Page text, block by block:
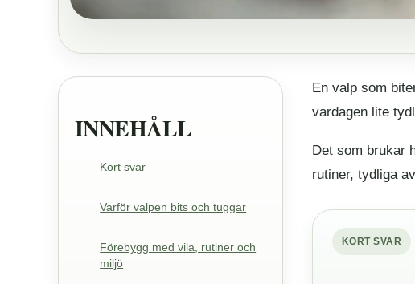
INNEHÅLL
Kort svar
Varför valpen bits och tuggar
Förebygg med vila, rutiner och
miljö
En valp som
vardagen lite
Det som brukar
rutiner, tydliga
KORT SVAR